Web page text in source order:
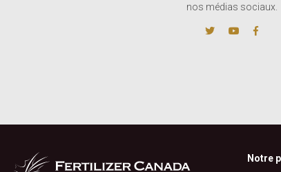
nos médias sociaux.
Notre